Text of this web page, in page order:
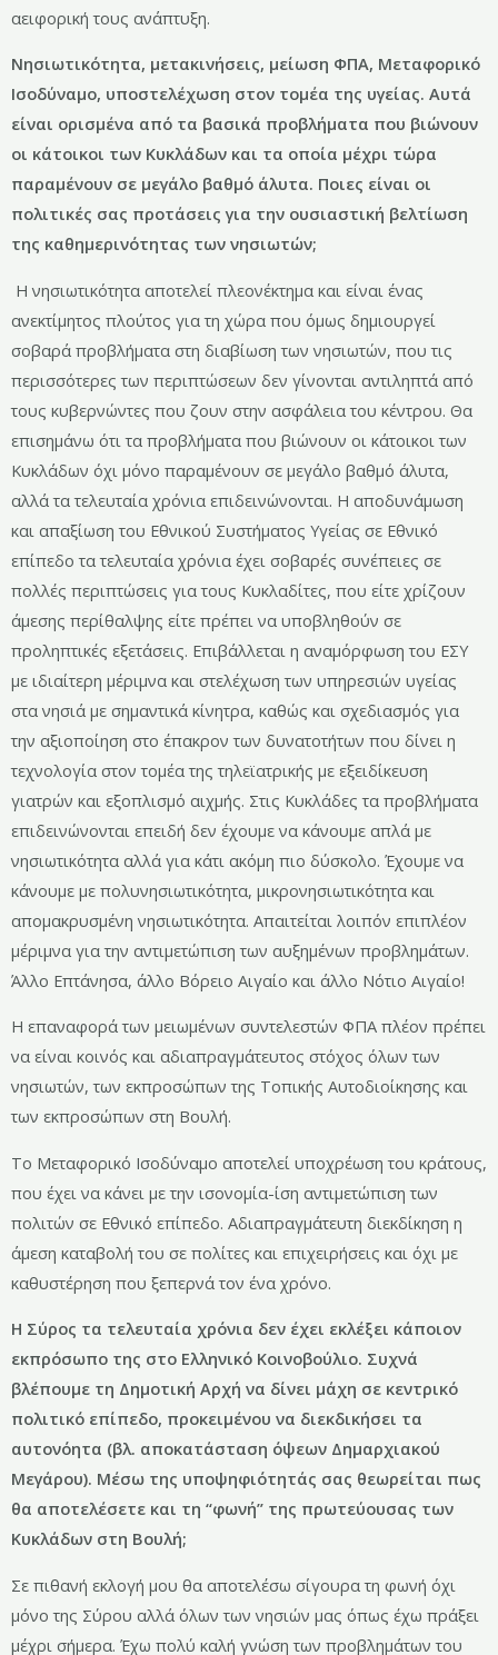
αειφορική τους ανάπτυξη.
Νησιωτικότητα, μετακινήσεις, μείωση ΦΠΑ, Μεταφορικό
Ισοδύναμο, υποστελέχωση στον τομέα της υγείας. Αυτά
είναι ορισμένα από τα βασικά προβλήματα που βιώνουν
οι κάτοικοι των Κυκλάδων και τα οποία μέχρι τώρα
παραμένουν σε μεγάλο βαθμό άλυτα. Ποιες είναι οι
πολιτικές σας προτάσεις για την ουσιαστική βελτίωση
της καθημερινότητας των νησιωτών;
Η νησιωτικότητα αποτελεί πλεονέκτημα και είναι ένας
ανεκτίμητος πλούτος για τη χώρα που όμως δημιουργεί
σοβαρά προβλήματα στη διαβίωση των νησιωτών, που τις
περισσότερες των περιπτώσεων δεν γίνονται αντιληπτά από
τους κυβερνώντες που ζουν στην ασφάλεια του κέντρου. Θα
επισημάνω ότι τα προβλήματα που βιώνουν οι κάτοικοι των
Κυκλάδων όχι μόνο παραμένουν σε μεγάλο βαθμό άλυτα,
αλλά τα τελευταία χρόνια επιδεινώνονται. Η αποδυνάμωση
και απαξίωση του Εθνικού Συστήματος Υγείας σε Εθνικό
επίπεδο τα τελευταία χρόνια έχει σοβαρές συνέπειες σε
πολλές περιπτώσεις για τους Κυκλαδίτες, που είτε χρίζουν
άμεσης περίθαλψης είτε πρέπει να υποβληθούν σε
προληπτικές εξετάσεις. Επιβάλλεται η αναμόρφωση του ΕΣΥ
με ιδιαίτερη μέριμνα και στελέχωση των υπηρεσιών υγείας
στα νησιά με σημαντικά κίνητρα, καθώς και σχεδιασμός για
την αξιοποίηση στο έπακρον των δυνατοτήτων που δίνει η
τεχνολογία στον τομέα της τηλεϊατρικής με εξειδίκευση
γιατρών και εξοπλισμό αιχμής. Στις Κυκλάδες τα προβλήματα
επιδεινώνονται επειδή δεν έχουμε να κάνουμε απλά με
νησιωτικότητα αλλά για κάτι ακόμη πιο δύσκολο. Έχουμε να
κάνουμε με πολυνησιωτικότητα, μικρονησιωτικότητα και
απομακρυσμένη νησιωτικότητα. Απαιτείται λοιπόν επιπλέον
μέριμνα για την αντιμετώπιση των αυξημένων προβλημάτων.
Άλλο Επτάνησα, άλλο Βόρειο Αιγαίο και άλλο Νότιο Αιγαίο!
Η επαναφορά των μειωμένων συντελεστών ΦΠΑ πλέον πρέπει
να είναι κοινός και αδιαπραγμάτευτος στόχος όλων των
νησιωτών, των εκπροσώπων της Τοπικής Αυτοδιοίκησης και
των εκπροσώπων στη Βουλή.
Το Μεταφορικό Ισοδύναμο αποτελεί υποχρέωση του κράτους,
που έχει να κάνει με την ισονομία-ίση αντιμετώπιση των
πολιτών σε Εθνικό επίπεδο. Αδιαπραγμάτευτη διεκδίκηση η
άμεση καταβολή του σε πολίτες και επιχειρήσεις και όχι με
καθυστέρηση που ξεπερνά τον ένα χρόνο.
Η Σύρος τα τελευταία χρόνια δεν έχει εκλέξει κάποιον
εκπρόσωπο της στο Ελληνικό Κοινοβούλιο. Συχνά
βλέπουμε τη Δημοτική Αρχή να δίνει μάχη σε κεντρικό
πολιτικό επίπεδο, προκειμένου να διεκδικήσει τα
αυτονόητα (βλ. αποκατάσταση όψεων Δημαρχιακού
Μεγάρου). Μέσω της υποψηφιότητάς σας θεωρείται πως
θα αποτελέσετε και τη “φωνή” της πρωτεύουσας των
Κυκλάδων στη Βουλή;
Σε πιθανή εκλογή μου θα αποτελέσω σίγουρα τη φωνή όχι
μόνο της Σύρου αλλά όλων των νησιών μας όπως έχω πράξει
μέχρι σήμερα. Έχω πολύ καλή γνώση των προβλημάτων του